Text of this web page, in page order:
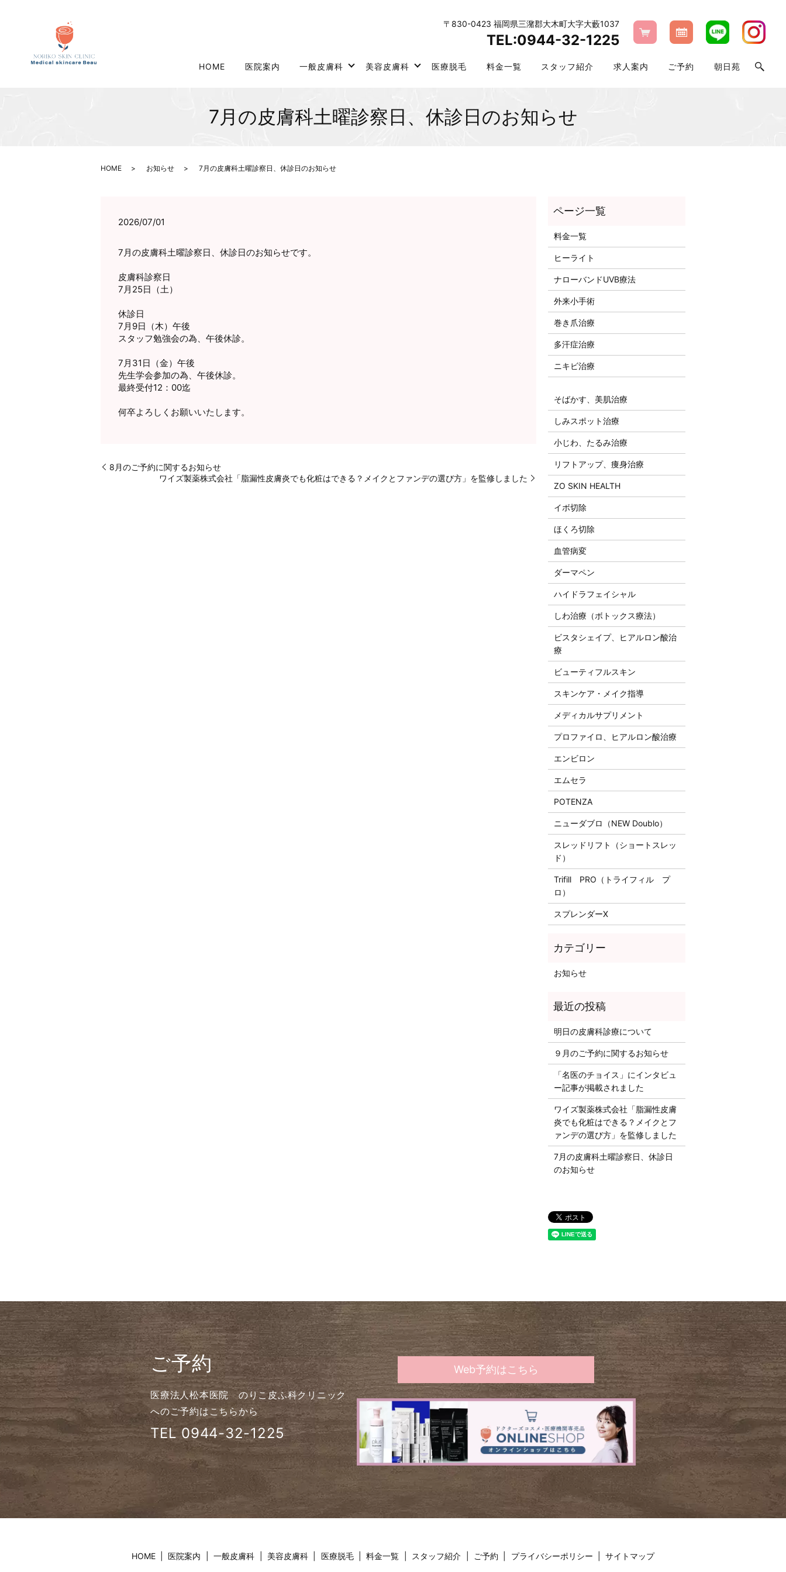
HOME 医院案内 一般皮膚科 美容皮膚科 医療脱毛 料金一覧 スタッフ紹介 求人案内 ご予約 朝日苑
〒830-0423 福岡県三潴郡大木町大字大藪1037
TEL:0944-32-1225
7月の皮膚科土曜診察日、休診日のお知らせ
HOME お知らせ 7月の皮膚科土曜診察日、休診日のお知らせ
2026/07/01
7月の皮膚科土曜診察日、休診日のお知らせです。
皮膚科診察日
7月25日（土）
休診日
7月9日（木）午後
スタッフ勉強会の為、午後休診。
7月31日（金）午後
先生学会参加の為、午後休診。
最終受付12：00迄
何卒よろしくお願いいたします。
8月のご予約に関するお知らせ
ワイズ製薬株式会社「脂漏性皮膚炎でも化粧はできる？メイクとファンデの選び方」を監修しました
料金一覧
ヒーライト
ナローバンドUVB療法
外来小手術
巻き爪治療
多汗症治療
ニキビ治療
そばかす、美肌治療
しみスポット治療
小じわ、たるみ治療
リフトアップ、痩身治療
ZO SKIN HEALTH
イボ切除
ほくろ切除
血管病変
ダーマペン
ハイドラフェイシャル
しわ治療（ボトックス療法）
ビスタシェイプ、ヒアルロン酸治
療
ビューティフルスキン
スキンケア・メイク指導
メディカルサプリメント
プロファイロ、ヒアルロン酸治療
エンビロン
エムセラ
POTENZA
ニューダブロ（NEW Doublo）
スレッドリフト（ショートスレッ
ド）
Trifill PRO（トライフィル プ
ロ）
スプレンダーX
お知らせ
明日の皮膚科診療について
９月のご予約に関するお知らせ
「名医のチョイス」にインタビュ
ー記事が掲載されました
ワイズ製薬株式会社「脂漏性皮膚
炎でも化粧はできる？メイクとフ
ァンデの選び方」を監修しました
7月の皮膚科土曜診察日、休診日
のお知らせ
ご予約
医療法人松本医院 のりこ皮ふ科クリニック
へのご予約はこちらから
TEL 0944-32-1225
Web予約はこちら
HOME 医院案内 一般皮膚科 美容皮膚科 医療脱毛 料金一覧 スタッフ紹介 ご予約 プライバシーポリシー サイトマップ